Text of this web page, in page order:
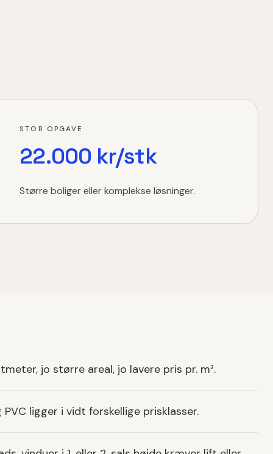
STOR OPGAVE
22.000 kr/stk
Større boliger eller komplekse løsninger.
jo større areal, jo lavere pris pr. m².
ligger i vidt forskellige prisklasser.